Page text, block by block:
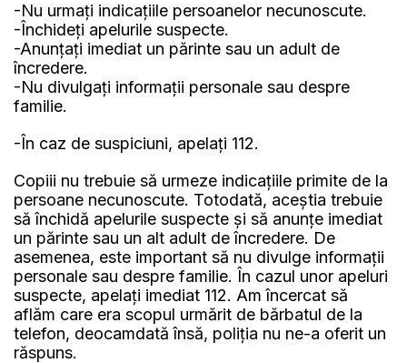
-Nu urmați indicațiile persoanelor necunoscute.
-Închideți apelurile suspecte.
-Anunțați imediat un părinte sau un adult de
încredere.
-Nu divulgați informații personale sau despre
familie.
-În caz de suspiciuni, apelați 112.
Copiii nu trebuie să urmeze indicațiile primite de la
persoane necunoscute. Totodată, aceștia trebuie
să închidă apelurile suspecte și să anunțe imediat
un părinte sau un alt adult de încredere. De
asemenea, este important să nu divulge informații
personale sau despre familie. În cazul unor apeluri
suspecte, apelați imediat 112. Am încercat să
aflăm care era scopul urmărit de bărbatul de la
telefon, deocamdată însă, poliția nu ne-a oferit un
răspuns.